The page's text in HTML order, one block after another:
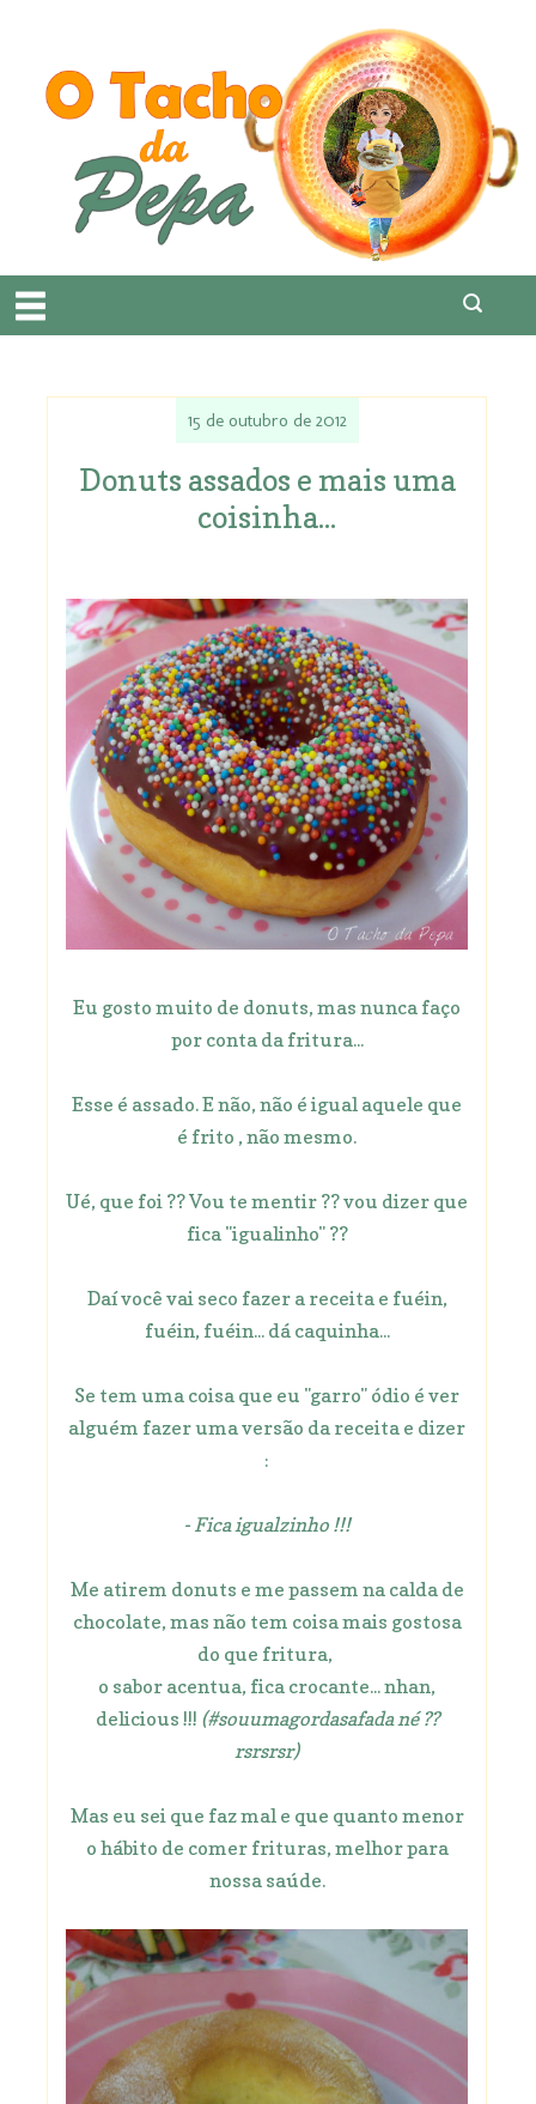
15 de outubro de 2012
Donuts assados e mais uma
coisinha...
Eu gosto muito de donuts, mas nunca faço
por conta da fritura...
Esse é assado. E não, não é igual aquele que
é frito , não mesmo.
Ué, que foi ?? Vou te mentir ?? vou dizer que
fica "igualinho" ??
Daí você vai seco fazer a receita e fuéin,
fuéin, fuéin... dá caquinha...
Se tem uma coisa que eu "garro" ódio é ver
alguém fazer uma versão da receita e dizer
:
- Fica igualzinho !!!
Me atirem donuts e me passem na calda de
chocolate, mas não tem coisa mais gostosa
do que fritura,
o sabor acentua, fica crocante... nhan,
delicious !!! (#souumagordasafada né ??
rsrsrsr)
Mas eu sei que faz mal e que quanto menor
o hábito de comer frituras, melhor para
nossa saúde.